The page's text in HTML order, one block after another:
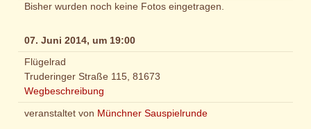
Bisher wurden noch keine Fotos eingetragen.
07. Juni 2014, um 19:00
Flügelrad
Truderinger Straße 115, 81673
Wegbeschreibung
veranstaltet von Münchner Sauspielrunde